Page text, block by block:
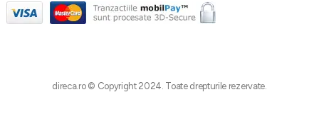
direca.ro © Copyright 2024. Toate drepturile rezervate.